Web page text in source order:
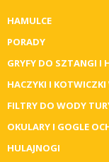
HAMULCE
PORADY
GRYFY DO SZTANGI I
HACZYKI I KOTWICZKI
FILTRY DO WODY
OKULARY I GOGLE
HULAJNOGI